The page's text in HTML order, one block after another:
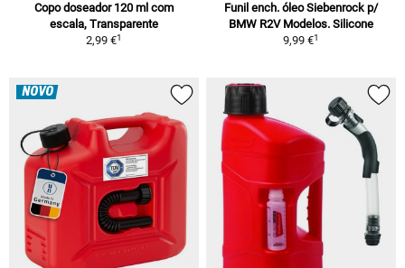
Copo doseador 120 ml com
escala, Transparente
2,99 €1
Funil ench. óleo Siebenrock p/
BMW R2V Modelos. Silicone
9,99 €1
NOVO